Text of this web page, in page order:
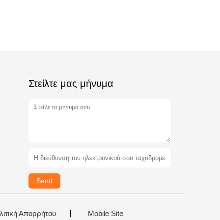
Στείλτε μας μήνυμα
Send
Απορρήτου Mobile Site